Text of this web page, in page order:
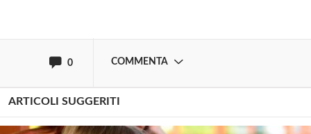
0 COMMENTA
ARTICOLI SUGGERITI